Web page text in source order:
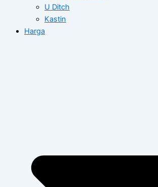
U Ditch
Kastin
Harga